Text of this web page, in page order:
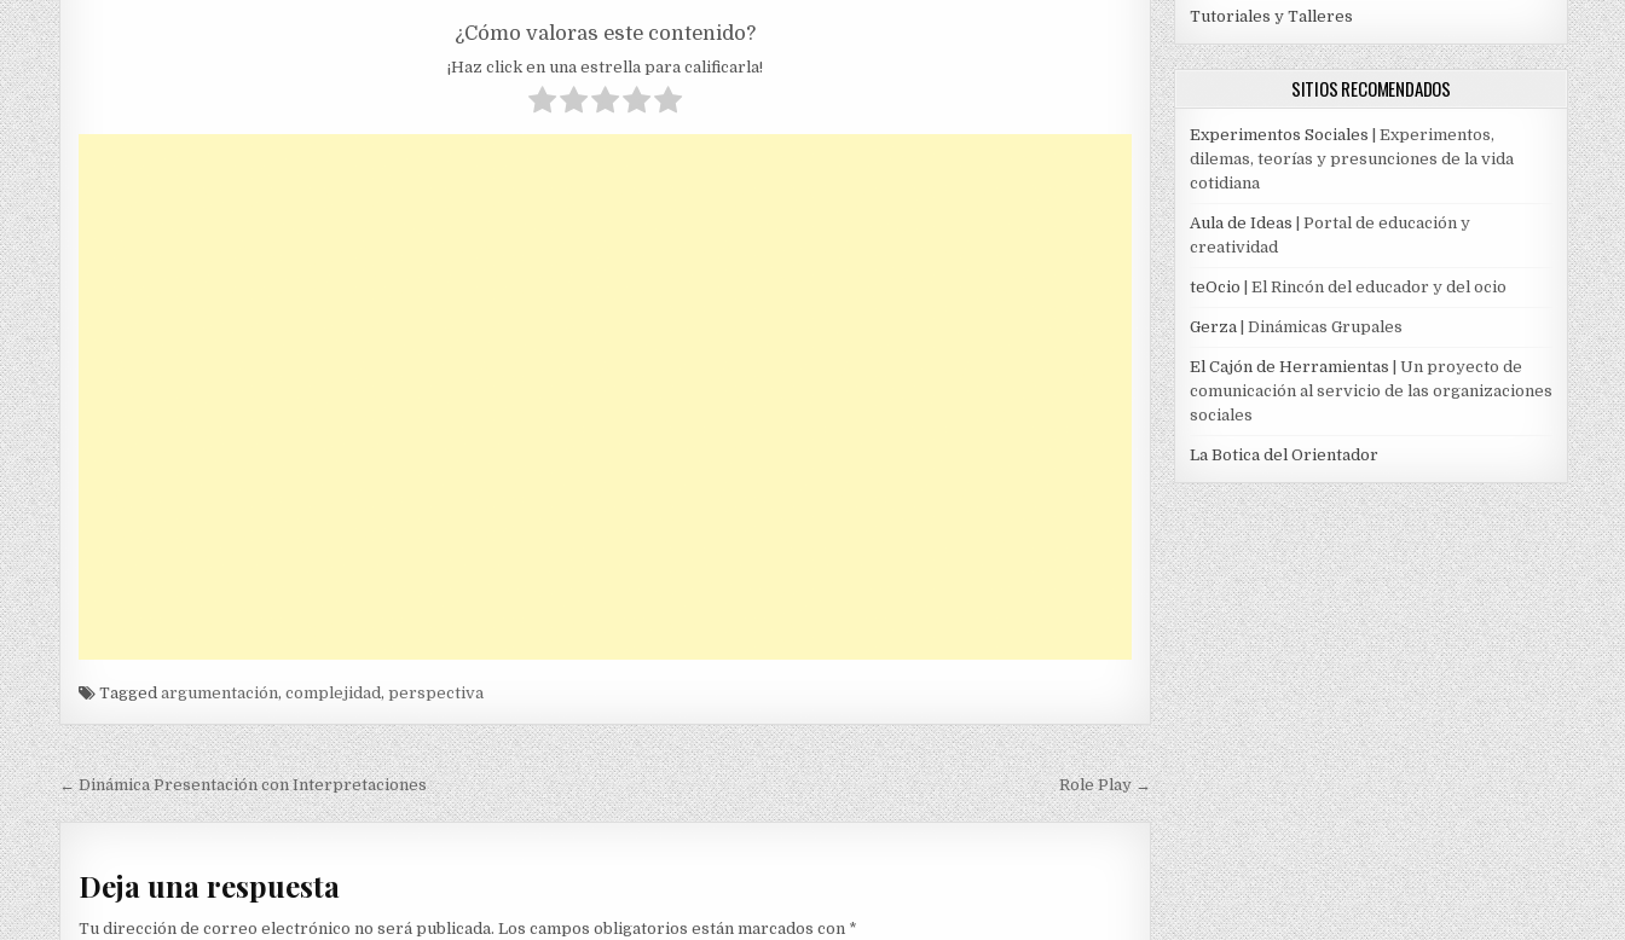
¿Cómo valoras este contenido?
¡Haz click en una estrella para calificarla!
Taggedargumentación,complejidad,perspectiva
Navegación
de
entradas
← Dinámica Presentación con Interpretaciones Role Play →
Deja una respuesta
Tu dirección de correo electrónico no será publicada. Los campos obligatorios están marcados con *
Tutoriales y Talleres
SITIOS RECOMENDADOS
Experimentos Sociales | Experimentos,
dilemas, teorías y presunciones de la vida
cotidiana
Aula de Ideas | Portal de educación y
creatividad
teOcio | El Rincón del educador y del ocio
Gerza| Dinámicas Grupales
El Cajón de Herramientas | Un proyecto de
comunicación al servicio de las organizaciones
sociales
La Botica del Orientador